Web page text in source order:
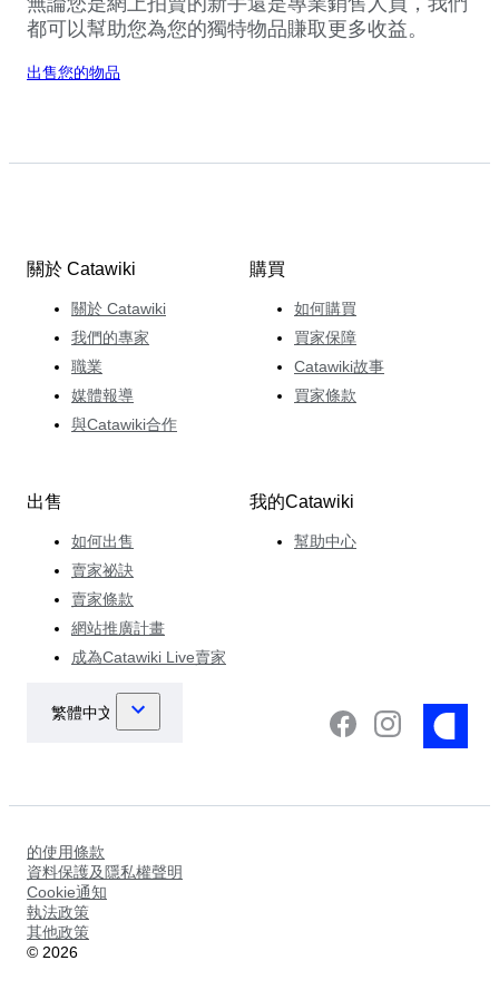
都可以幫助您為您的獨特物品賺取更多收益。
出售您的物品
關於 Catawiki
關於 Catawiki
我們的專家
職業
媒體報導
與Catawiki合作
購買
如何購買
買家保障
Catawiki故事
買家條款
出售
如何出售
賣家祕訣
賣家條款
網站推廣計畫
成為Catawiki Live賣家
我的Catawiki
幫助中心
的使用條款
資料保護及隱私權聲明
Cookie通知
執法政策
其他政策
© 2026